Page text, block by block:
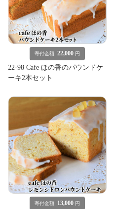
寄付金額 22,000 円
22-98 Cafe ほの香のパウンドケ
ーキ2本セット
寄付金額 13,000 円